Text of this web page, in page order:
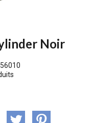
Noir